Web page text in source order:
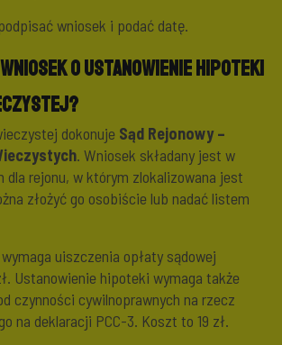
wniosek i podać datę.
o ustanowienie hipoteki
dokonuje Sąd Rejonowy –
. Wniosek składany jest w
dla rejonu, w którym zlokalizowana jest
złożyć go osobiście lub nadać listem
uiszczenia opłaty sądowej
Ustanowienie hipoteki wymaga także
czynności cywilnoprawnych na rzecz
na deklaracji PCC-3. Koszt to 19 zł.